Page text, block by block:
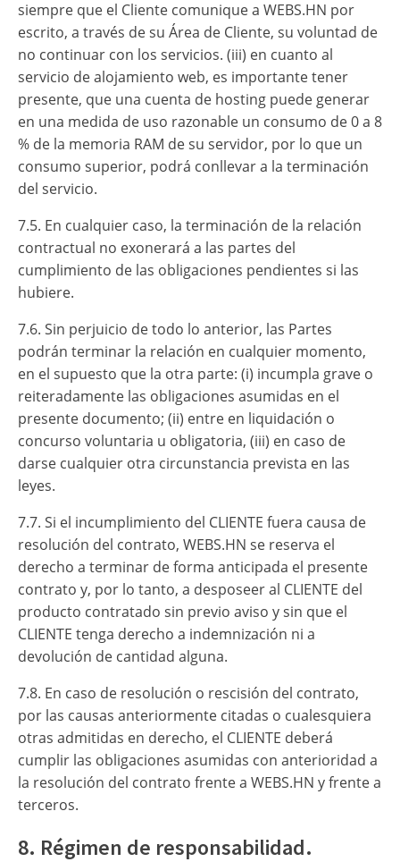
siempre que el Cliente comunique a WEBS.HN por
escrito, a través de su Área de Cliente, su voluntad de
no continuar con los servicios. (iii) en cuanto al
servicio de alojamiento web, es importante tener
presente, que una cuenta de hosting puede generar
en una medida de uso razonable un consumo de 0 a 8
% de la memoria RAM de su servidor, por lo que un
consumo superior, podrá conllevar a la terminación
del servicio.
7.5. En cualquier caso, la terminación de la relación
contractual no exonerará a las partes del
cumplimiento de las obligaciones pendientes si las
hubiere.
7.6. Sin perjuicio de todo lo anterior, las Partes
podrán terminar la relación en cualquier momento,
en el supuesto que la otra parte: (i) incumpla grave o
reiteradamente las obligaciones asumidas en el
presente documento; (ii) entre en liquidación o
concurso voluntaria u obligatoria, (iii) en caso de
darse cualquier otra circunstancia prevista en las
leyes.
7.7. Si el incumplimiento del CLIENTE fuera causa de
resolución del contrato, WEBS.HN se reserva el
derecho a terminar de forma anticipada el presente
contrato y, por lo tanto, a desposeer al CLIENTE del
producto contratado sin previo aviso y sin que el
CLIENTE tenga derecho a indemnización ni a
devolución de cantidad alguna.
7.8. En caso de resolución o rescisión del contrato,
por las causas anteriormente citadas o cualesquiera
otras admitidas en derecho, el CLIENTE deberá
cumplir las obligaciones asumidas con anterioridad a
la resolución del contrato frente a WEBS.HN y frente a
terceros.
8. Régimen de responsabilidad.